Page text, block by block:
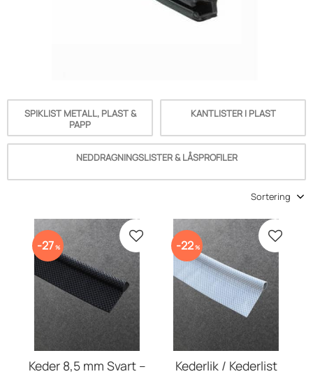
SPIKLIST METALL, PLAST &
PAPP
KANTLISTER I PLAST
NEDDRAGNINGSLISTER & LÅSPROFILER
Keder 8,5 mm Svart –
27% Gem som favorit
Kederlik / Kederlist
22% Gem